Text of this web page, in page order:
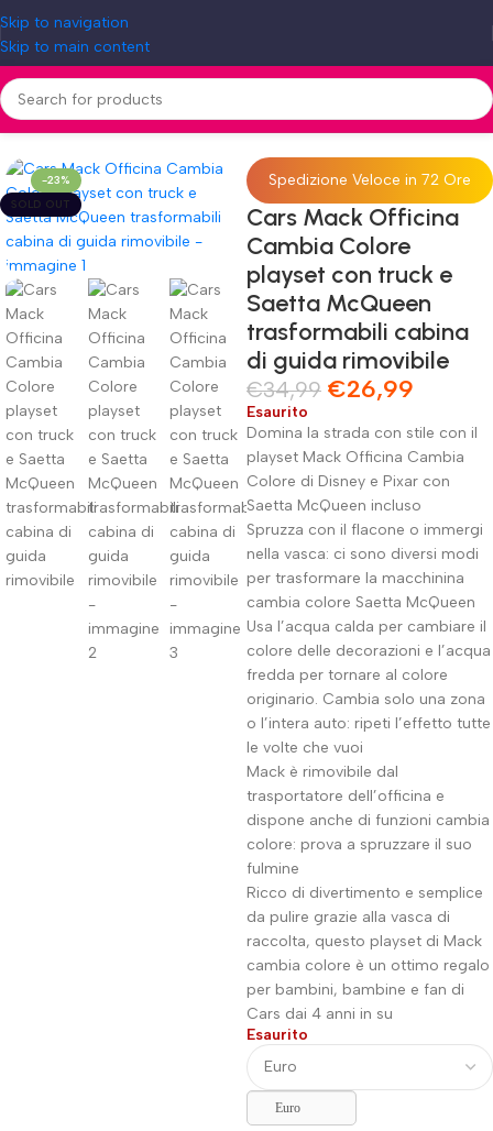
Skip to navigation
Skip to main content
truck e Saetta McQueen trasformabili cabina di guida rimovibile
-23%
SOLD OUT
Spedizione Veloce in 72 Ore
Cars Mack Officina
Cambia Colore
playset con truck e
Saetta McQueen
trasformabili cabina
di guida rimovibile
€34,99 €26,99
Esaurito
Domina la strada con stile con il
playset Mack Officina Cambia
Colore di Disney e Pixar con
Saetta McQueen incluso
Spruzza con il flacone o immergi
nella vasca: ci sono diversi modi
per trasformare la macchinina
cambia colore Saetta McQueen
Usa l’acqua calda per cambiare il
colore delle decorazioni e l’acqua
fredda per tornare al colore
originario. Cambia solo una zona
o l’intera auto: ripeti l’effetto tutte
le volte che vuoi
Mack è rimovibile dal
trasportatore dell’officina e
dispone anche di funzioni cambia
colore: prova a spruzzare il suo
fulmine
Ricco di divertimento e semplice
da pulire grazie alla vasca di
raccolta, questo playset di Mack
cambia colore è un ottimo regalo
per bambini, bambine e fan di
Cars dai 4 anni in su
Esaurito
Euro